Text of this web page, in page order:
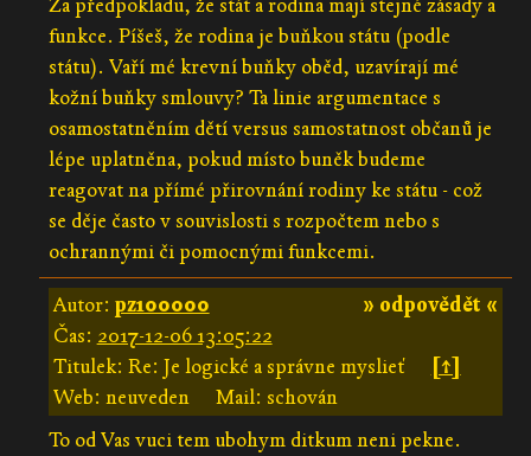
Za předpokladu, že stát a rodina mají stejné zásady a
funkce. Píšeš, že rodina je buňkou státu (podle
státu). Vaří mé krevní buňky oběd, uzavírají mé
kožní buňky smlouvy? Ta linie argumentace s
osamostatněním dětí versus samostatnost občanů je
lépe uplatněna, pokud místo buněk budeme
reagovat na přímé přirovnání rodiny ke státu - což
se děje často v souvislosti s rozpočtem nebo s
ochrannými či pomocnými funkcemi.
» odpovědět «
Autor: pz100000
Čas: 2017-12-06 13:05:22
Titulek: Re: Je logické a správne myslieť
[↑]
Web: neuveden
Mail: schován
To od Vas vuci tem ubohym ditkum neni pekne.